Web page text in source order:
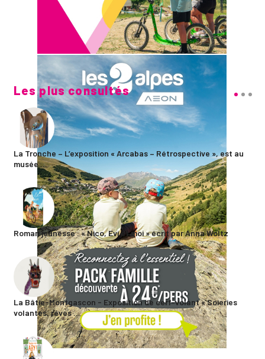
Les plus consultés
La Tronche – L’exposition « Arcabas – Rétrospective », est au
musée ...
Roman jeunesse : « Nico, Evi et moi » écrit par Anna Woltz
La Bâtie-Montgascon - Exposition de cerf-volant « Soieries
volantes, rêves ...